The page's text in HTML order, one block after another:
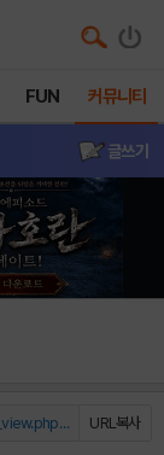
FUN 커뮤니티
글쓰기
URL복사
https://m.hungryapp.co.kr/bbs/bbs_view.php?durl=Y...